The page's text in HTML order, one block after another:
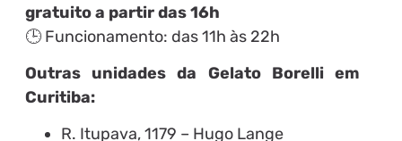
gratuito a partir das 16h
🕒 Funcionamento: das 11h às 22h
Outras unidades da Gelato Borelli em
Curitiba:
R. Itupava, 1179 – Hugo Lange